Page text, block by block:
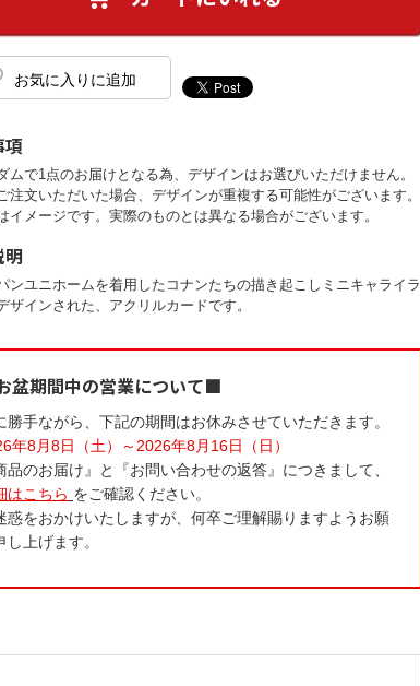
項
ムで1点のお届けとなる為、デザインはお選びいただけません。
注文いただいた場合、デザインが重複する可能性がございます。
イメージです。実際のものとは異なる場合がございます。
明
ンユニホームを着用したコナンたちの描き起こしミニキャライラ
ザインされた、アクリルカードです。
盆期間中の営業について■
勝手ながら、下記の期間はお休みさせていただきます。
年8月8日（土）～2026年8月16日（日）
品のお届け』と『お問い合わせの返答』につきまして、
はこちら をご確認ください。
惑をおかけいたしますが、何卒ご理解賜りますようお願
し上げます。